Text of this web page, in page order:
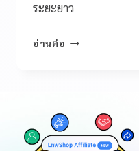
ระยะยาว
อ่านต่อ